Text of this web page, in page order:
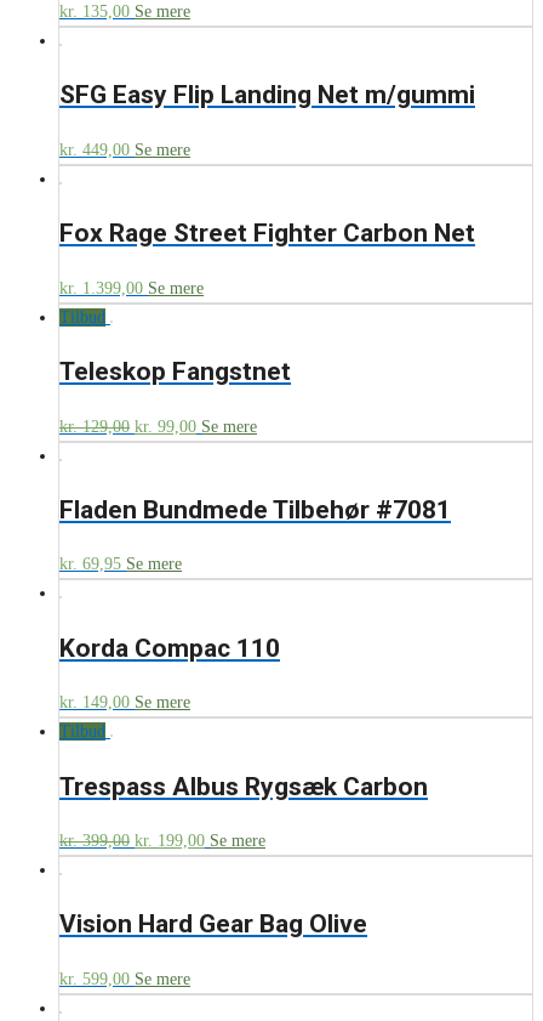
kr. 135,00 Se mere
SFG Easy Flip Landing Net m/gummi
kr. 449,00 Se mere
Fox Rage Street Fighter Carbon Net
kr. 1.399,00 Se mere
Tilbud
Teleskop Fangstnet
kr.129,00 kr. 99,00 Se mere
Fladen Bundmede Tilbehør #7081
kr. 69,95 Se mere
Korda Compac 110
kr. 149,00 Se mere
Tilbud
Trespass Albus Rygsæk Carbon
kr.399,00 kr. 199,00 Se mere
Vision Hard Gear Bag Olive
kr. 599,00 Se mere